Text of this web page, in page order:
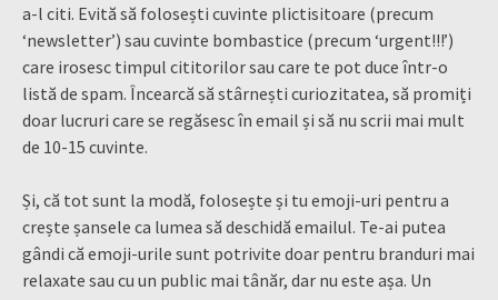
a-l citi. Evită să folosești cuvinte plictisitoare (precum
‘newsletter’) sau cuvinte bombastice (precum ‘urgent!!!’)
care irosesc timpul cititorilor sau care te pot duce într-o
listă de spam. Încearcă să stârnești curiozitatea, să promiți
doar lucruri care se regăsesc în email și să nu scrii mai mult
de 10-15 cuvinte.
Și, că tot sunt la modă, folosește și tu emoji-uri pentru a
crește șansele ca lumea să deschidă emailul. Te-ai putea
gândi că emoji-urile sunt potrivite doar pentru branduri mai
relaxate sau cu un public mai tânăr, dar nu este așa. Un